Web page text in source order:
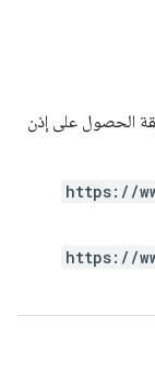
الحصول على إذن
https://
https://